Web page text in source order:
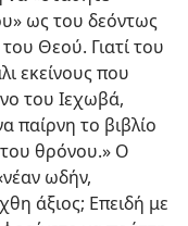
ως του δεόντως
Θεού. Γιατί του
εκείνους που
του Ιεχωβά,
παίρνη το βιβλίο
του θρόνου.» Ο
ωδήν,
άξιος; Επειδή με